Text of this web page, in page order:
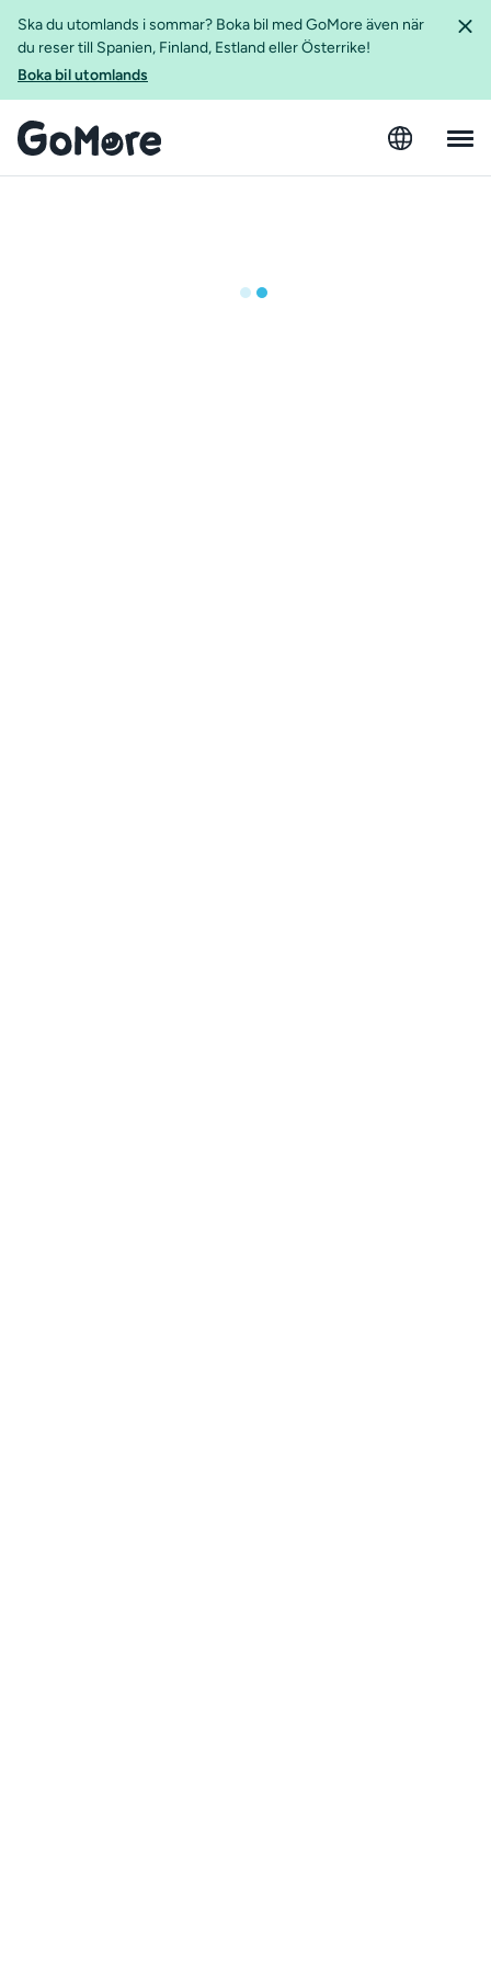
Ska du utomlands i sommar? Boka bil med GoMore även när
du reser till Spanien, Finland, Estland eller Österrike!
Boka bil utomlands